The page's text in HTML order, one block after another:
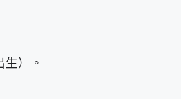
）。